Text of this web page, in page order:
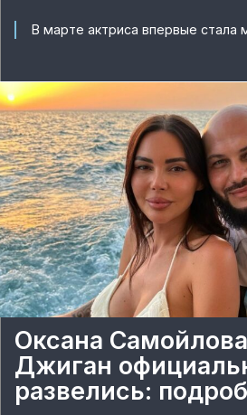
В марте актриса впервые стала
Оксана
Джиган
развелись: